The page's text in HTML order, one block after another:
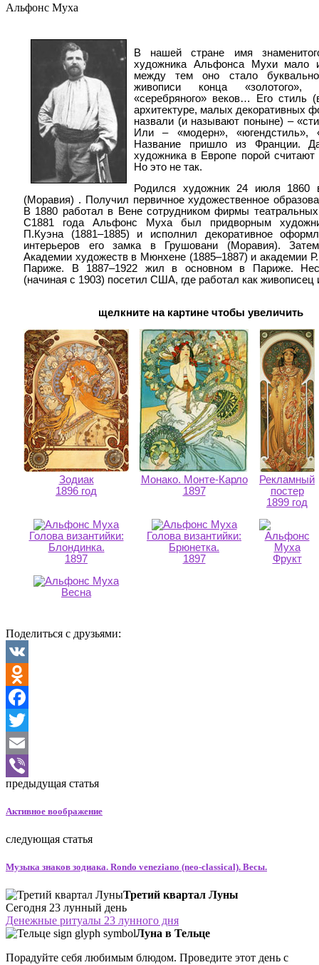
Альфонс Муха
В нашей стране имя
художника Альфонса Мухи мало
между тем оно стало
живописи конца
«серебряного» веков… Его стиль
архитектуре, малых декоративных
назвали (и называют поныне) –
Или – «модерн», «югендстиль»,
Название пришло из Франции.
художника в Европе порой
Но это не так.
Родился художник 24 июля 1860
(Моравия) . Получил первичное художественное
В 1880 работал в Вене сотрудником фирмы
С1881 года Альфонс Муха был придворным
П.Куэна (1881–1885) и исполнил декоративное
интерьеров его замка в Грушовани (Моравия).
Академии художеств в Мюнхене (1885–1887) и академии
Париже. В 1887–1922 жил в основном в Париже.
(начиная с 1903) посетил США, где работал как живописец
щелкните на картине чтобы увеличить
Зодиак
1896 год
Монако. Монте-Карло
1897
Рекламный
постер
1899 год
Голова византийки:
Блондинка.
1897
Голова византийки:
Брюнетка.
1897
Фрукт
Весна
Поделиться с друзьями:
VK
Odnoklassniki
Facebook
Twitter
Email
Viber
предыдущая статья
Активное воображение
следующая статья
Музыка знаков зодиака. Rondo veneziano (neo-classical). Весы.
Третий квартал Луны
Сегодня 23 лунный день
Денежные ритуалы 23 лунного дня
Луна в Тельце
Порадуйте себя любимым блюдом. Проведите этот день с